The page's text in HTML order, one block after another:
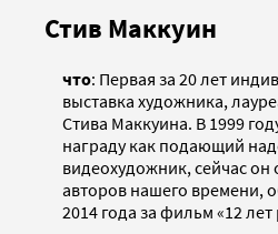
Стив Маккуин
что: Первая за 20 лет
выставка художника,
Стива Маккуина. В 1999
награду как подающий
видеохудожник, сейчас он
авторов нашего времени,
2014 года за фильм «12 лет